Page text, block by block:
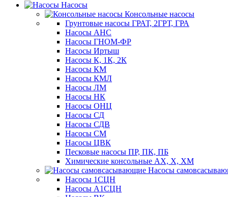
Насосы
Консольные насосы
Грунтовые насосы ГРАТ, 2ГРТ, ГРА
Насосы АНС
Насосы ГНОМ-ФР
Насосы Иртыш
Насосы К, 1К, 2К
Насосы КМ
Насосы КМЛ
Насосы ЛМ
Насосы НК
Насосы ОНЦ
Насосы СД
Насосы СДВ
Насосы СМ
Насосы ЦВК
Песковые насосы ПР, ПК, ПБ
Химические консольные АХ, Х, ХМ
Насосы
Насосы 1СЦН
Насосы А1СЦН